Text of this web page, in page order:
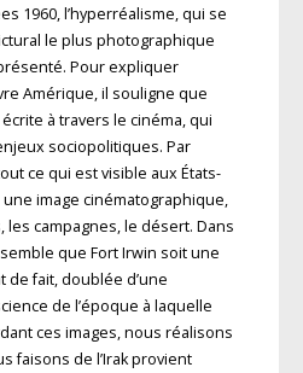
1960, l’hyperréalisme, qui se
le plus photographique
Pour expliquer
Amérique, il souligne que
à travers le cinéma, qui
sociopolitiques. Par
ce qui est visible aux États-
image cinématographique,
les campagnes, le désert. Dans
que Fort Irwin soit une
fait, doublée d’une
de l’époque à laquelle
ces images, nous réalisons
faisons de l’Irak provient